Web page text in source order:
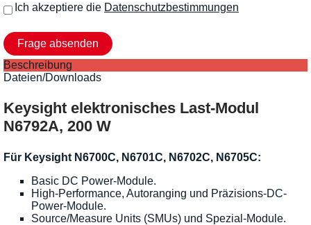
Ich akzeptiere die Datenschutzbestimmungen
Beschreibung
Dateien/Downloads
Keysight elektronisches Last-Modul
N6792A, 200 W
Für Keysight N6700C, N6701C, N6702C, N6705C:
Basic DC Power-Module.
High-Performance, Autoranging und Präzisions-DC-
Power-Module.
Source/Measure Units (SMUs) und Spezial-Module.